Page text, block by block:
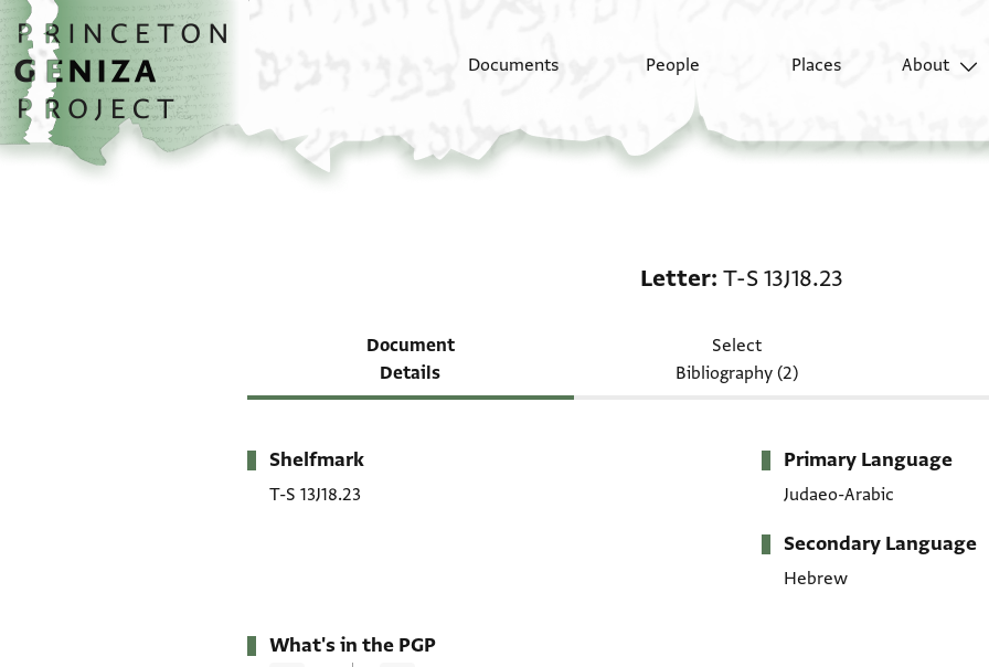
Skip to main content
home
Documents People Places About
Letter T-S 13J18.23
Document
Details
Select
Bibliography (2)
Metadata
Shelfmark
T-S 13J18.23
Primary Language
Judaeo-Arabic
Secondary Language
Hebrew
What's in the PGP